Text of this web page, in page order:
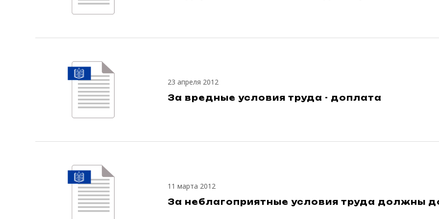
23 апреля 2012
За вредные условия труда - доплата
11 марта 2012
За неблагоприятные условия труда должны